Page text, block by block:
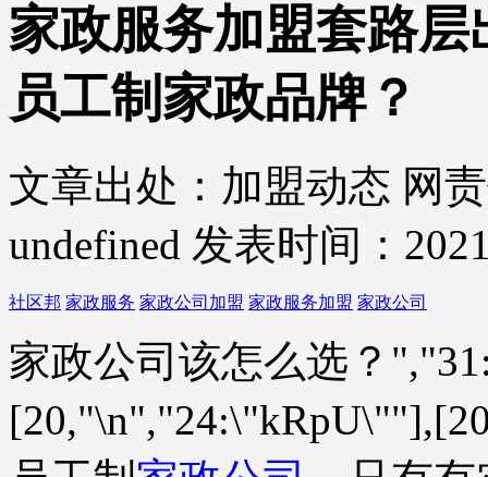
家政服务加盟套路
员工制家政品牌？
文章出处：加盟动态 网
undefined 发表时间：
社区邦 家政服务 家政公司加盟 家政服务加盟 家政公司
家政公司该怎么选？